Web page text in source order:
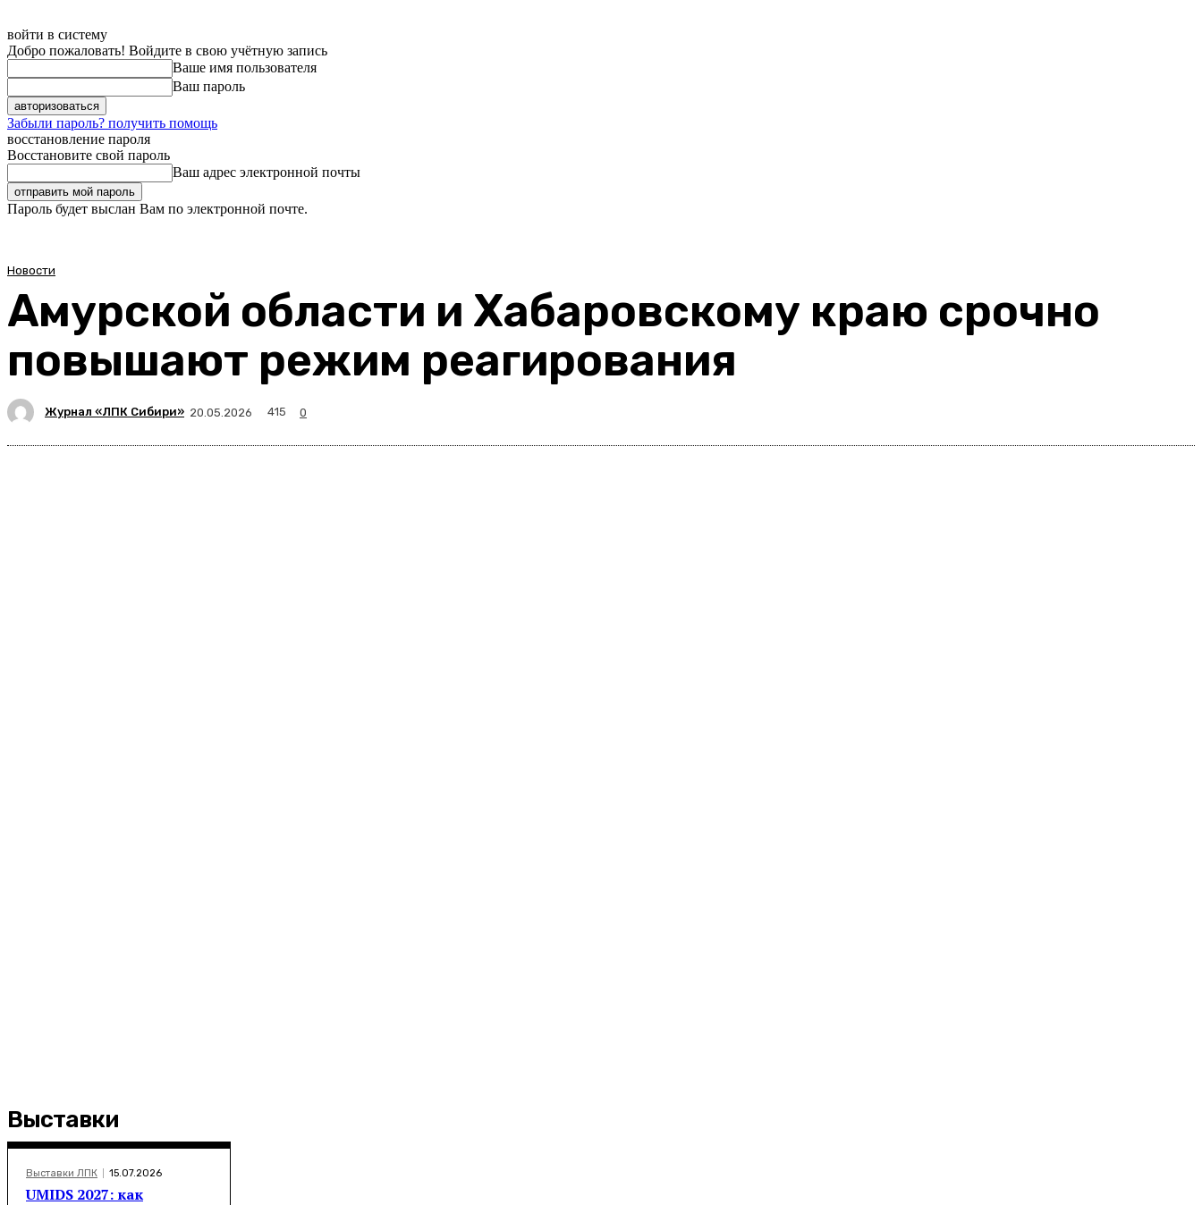
войти в систему
Добро пожаловать! Войдите в свою учётную запись
Ваше имя пользователя
Ваш пароль
Забыли пароль? получить помощь
восстановление пароля
Восстановите свой пароль
Ваш адрес электронной почты
Пароль будет выслан Вам по электронной почте.
Новости
Амурской области и Хабаровскому краю срочно
повышают режим реагирования
Журнал «ЛПК Сибири» 20.05.2026 415 0
Выставки
Выставки ЛПК 15.07.2026
UMIDS 2027: как